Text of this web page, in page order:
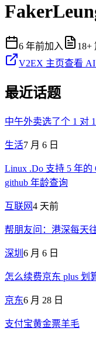
6 年前加入 18+
V2EX 主页查看
最近话题
中午外卖选了个 1 对
生活7 月 6 日
Linux .Do 支持 5 年
github 年龄查询
互联网4 天前
帮朋友问：港深每天
深圳 6 月 6 日
怎么续费京东 plus 划
京东6 月 28 日
支付宝黄金票羊毛